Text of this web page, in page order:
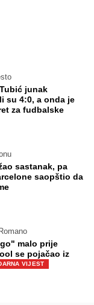
junak
su 4:0, a onda je
za fudbalske
sastanak, pa
saopštio da
malo prije
se pojačao iz
VIJEST